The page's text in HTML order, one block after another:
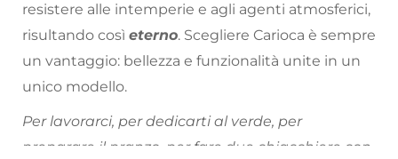
resistere alle intemperie e agli agenti atmosferici,
risultando così eterno. Scegliere Carioca è sempre
un vantaggio: bellezza e funzionalità unite in un
unico modello.
Per lavorarci, per dedicarti al verde, per
preparare il pranzo, per fare due chiacchiere con